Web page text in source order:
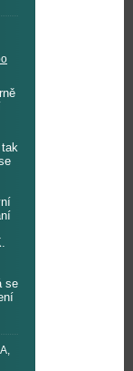
se